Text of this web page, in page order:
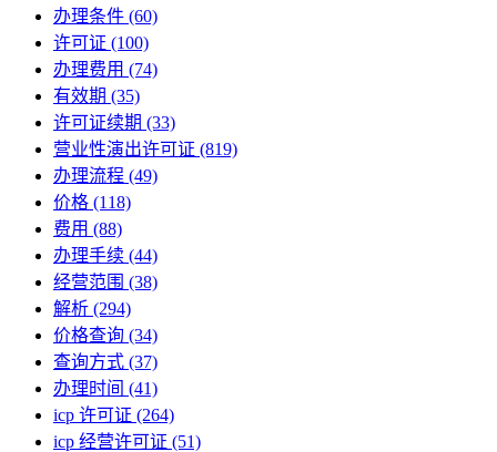
办理条件 (60)
许可证 (100)
办理费用 (74)
有效期 (35)
许可证续期 (33)
营业性演出许可证 (819)
办理流程 (49)
价格 (118)
费用 (88)
办理手续 (44)
经营范围 (38)
解析 (294)
价格查询 (34)
查询方式 (37)
办理时间 (41)
icp 许可证 (264)
icp 经营许可证 (51)